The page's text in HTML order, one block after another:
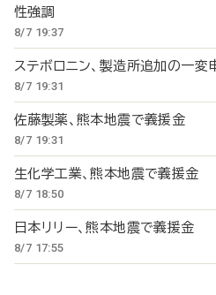
性強調
8/7 19:37
ステボロニン、製造所追加の一
8/7 19:31
佐藤製薬、熊本地震で義援金
8/7 19:31
生化学工業、熊本地震で義援金
8/7 18:50
日本リリー、熊本地震で義援金
8/7 17:55